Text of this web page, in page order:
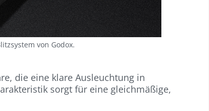
von Godox.
die eine klare Ausleuchtung in
sorgt für eine gleichmäßige,